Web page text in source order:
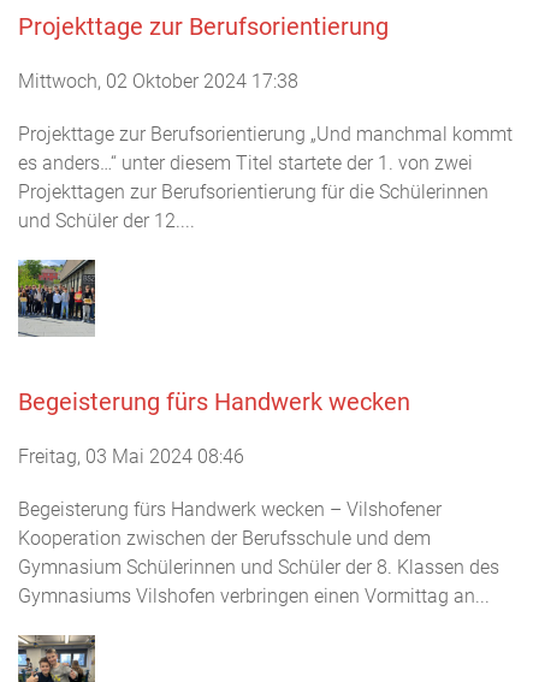
Projekttage zur Berufsorientierung
Mittwoch, 02 Oktober 2024 17:38
Projekttage zur Berufsorientierung „Und manchmal kommt
es anders…“ unter diesem Titel startete der 1. von zwei
Projekttagen zur Berufsorientierung für die Schülerinnen
und Schüler der 12....
Begeisterung fürs Handwerk wecken
Freitag, 03 Mai 2024 08:46
Begeisterung fürs Handwerk wecken – Vilshofener
Kooperation zwischen der Berufsschule und dem
Gymnasium Schülerinnen und Schüler der 8. Klassen des
Gymnasiums Vilshofen verbringen einen Vormittag an...